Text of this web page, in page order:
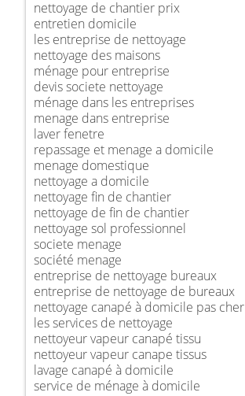
nettoyage de chantier prix
entretien domicile
les entreprise de nettoyage
nettoyage des maisons
ménage pour entreprise
devis societe nettoyage
ménage dans les entreprises
menage dans entreprise
laver fenetre
repassage et menage a domicile
menage domestique
nettoyage a domicile
nettoyage fin de chantier
nettoyage de fin de chantier
nettoyage sol professionnel
societe menage
société menage
entreprise de nettoyage bureaux
entreprise de nettoyage de bureaux
nettoyage canapé à domicile pas cher
les services de nettoyage
nettoyeur vapeur canapé tissu
nettoyeur vapeur canape tissus
lavage canapé à domicile
service de ménage à domicile